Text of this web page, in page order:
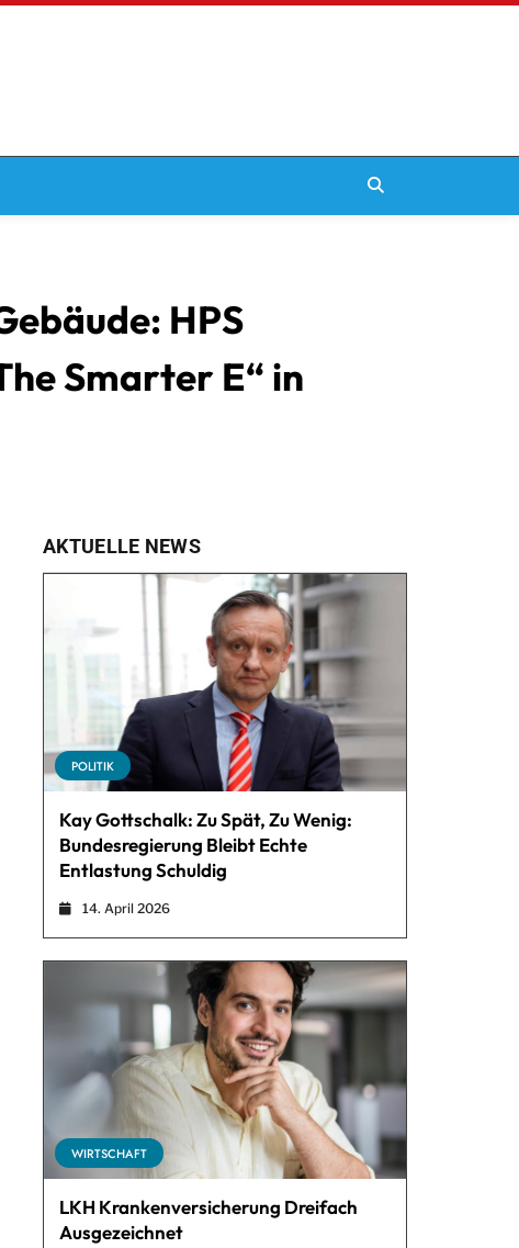
HPS
Smarter E“ in
AKTUELLE NEWS
POLITIK
Kay Gottschalk: Zu Spät, Zu Wenig:
Bundesregierung Bleibt Echte
Entlastung Schuldig
14. April 2026
WIRTSCHAFT
LKH Krankenversicherung Dreifach
Ausgezeichnet